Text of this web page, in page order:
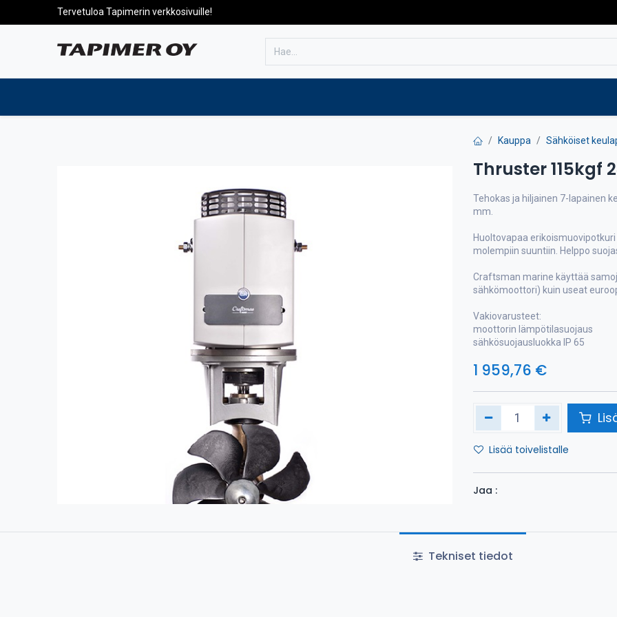
Tervetuloa Tapimerin verkkosivuille!
Kauppa Sähköiset
Thruster 115kgf
Tehokas ja hiljainen 7-lapainen
mm.
Huoltovapaa
molempiin suuntiin. Helppo
Craftsman marine käyttää
sähkömoottori) kuin useat
Vakiovarusteet:
moottorin lämpötilasuojaus
sähkösuojausluokka IP 65
1 959,76 €
Lisää toivelistalle
Jaa :
Tekniset tiedot